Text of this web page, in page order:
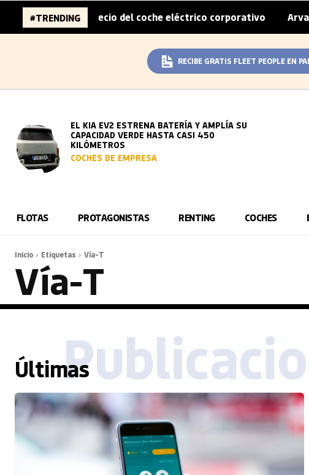
#TRENDING
del sobreprecio del coche eléctrico corporativo | Arval
RECIBE GRATIS FLEET PEOPLE EN
EL KIA EV2 ESTRENA BATERÍA Y AMPLÍA SU
CAPACIDAD VERDE HASTA CASI 450
KILÓMETROS
COCHES DE EMPRESA
FLOTAS PROTAGONISTAS RENTING COCHES
Inicio Etiquetas Vía-T
Vía-T
Últimas